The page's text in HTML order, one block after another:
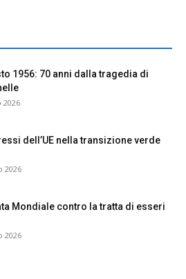
1956: 70 anni dalla tragedia di
2026
dell’UE nella transizione verde
2026
Mondiale contro la tratta di esseri
2026